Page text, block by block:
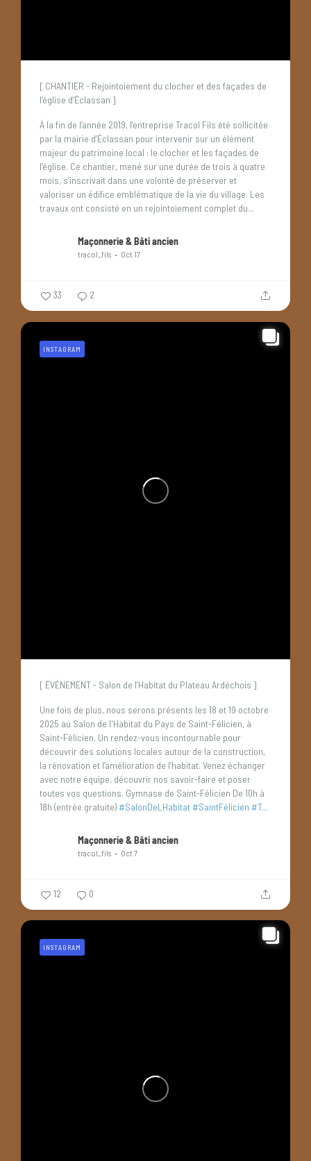
[ CHANTIER - Rejointoiement du clocher et des façades de
l’église d’Éclassan ]
À la fin de l’année 2019, l’entreprise Tracol Fils été sollicitée
par la mairie d’Éclassan pour intervenir sur un élément
majeur du patrimoine local : le clocher et les façades de
l’église. Ce chantier, mené sur une durée de trois à quatre
mois, s’inscrivait dans une volonté de préserver et
valoriser un édifice emblématique de la vie du village. Les
travaux ont consisté en un rejointoiement complet du...
Maçonnerie & Bâti ancien
tracol_fils Oct 17
33 2
[ ÉVÉNEMENT - Salon de l’Habitat du Plateau Ardéchois ]
Une fois de plus, nous serons présents les 18 et 19 octobre
2025 au Salon de l'Habitat du Pays de Saint-Félicien, à
Saint-Félicien. Un rendez-vous incontournable pour
découvrir des solutions locales autour de la construction,
la rénovation et l’amélioration de l’habitat. Venez échanger
avec notre équipe, découvrir nos savoir-faire et poser
toutes vos questions. Gymnase de Saint-Félicien De 10h à
18h (entrée gratuite) #SalonDeLHabitat #SaintFélicien #T...
Maçonnerie & Bâti ancien
tracol_fils Oct 7
INSTAGRAM
12 0
INSTAGRAM